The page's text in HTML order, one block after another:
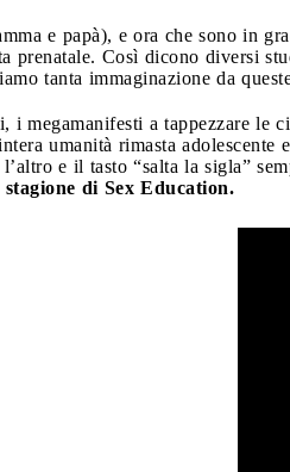
e papà), e ora che sono in
prenatale. Così dicono diversi
tanta immaginazione da
i megamanifesti a tappezzare
umanità rimasta adolescente
e il tasto “salta la sigla”
stagione di Sex Education.